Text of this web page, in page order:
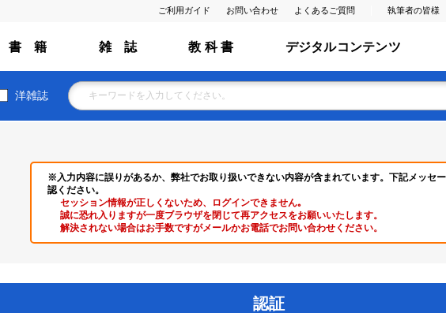
ご利用ガイド お問い合わせ よくあるご質問 執筆者の皆様
書 籍 雑 誌 教 科 書 デジタルコンテンツ
洋雑誌
※入力内容に誤りがあるか、弊社でお取り扱いできない内容が含まれています。下記メッセ
認ください。
セッション情報が正しくないため、ログインできません｡
誠に恐れ入りますが一度ブラウザを閉じて再アクセスをお願いいたします。
解決されない場合はお手数ですがメールかお電話でお問い合わせください。
認証